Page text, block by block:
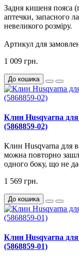
Задня кишеня пояса
аптечки, запасного
невеликого розміру.
Артикул для
1 009 грн.
До кошика
Клин Husqvarna
(5868859-02)
Клин Husqvarna для
можна повторно
одного боку, що не
1 569 грн.
До кошика
Клин Husqvarna
(5868859-01)